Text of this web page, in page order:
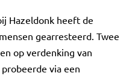
Hazeldonk heeft de
gearresteerd. Twee
op verdenking van
via een